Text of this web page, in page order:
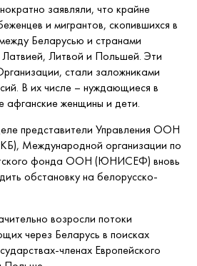
заявляли, что крайне
и мигрантов, скопившихся в
Беларусью и странами
Литвой и Польшей. Эти
стали заложниками
В их числе – нуждающиеся в
женщины и дети.
представители Управления ООН
Международной организации по
фонда ООН (ЮНИСЕФ) вновь
обстановку на белорусско-
возросли потоки
через Беларусь в поисках
членах Европейского